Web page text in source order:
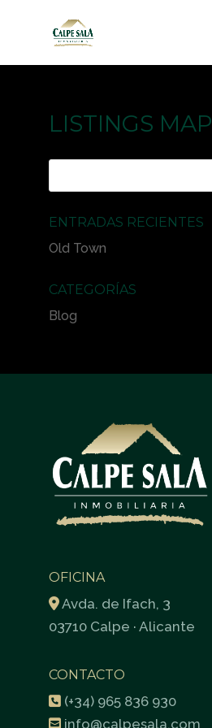
LISTINGS MAP
ENTRADAS RECIENTES
Old Town
CATEGORÍAS
Blog
OFICINA
Avda. de Ifach, 3
03710 Calpe · Alicante
CONTACTO
(+34) 965 836 930
info@calpesala.com